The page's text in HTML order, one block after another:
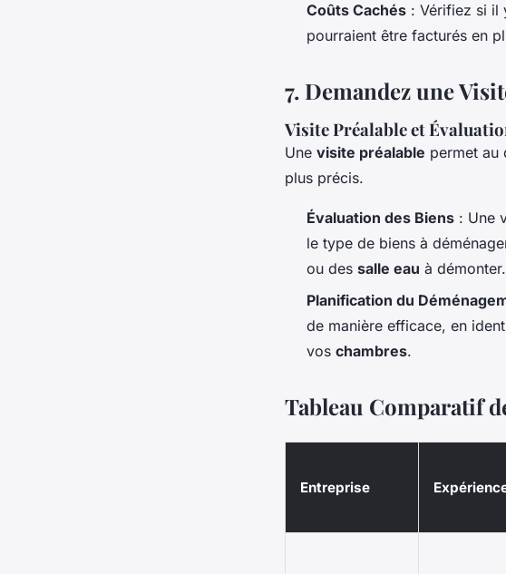
Coûts Cachés : Vérifiez si il
pourraient être facturés en
7. Demandez une
Visite Préalable et
Une visite préalable permet au
plus précis.
Évaluation des Biens : Une
le type de biens à
ou des salle eau à démonter.
Planification du
de manière efficace, en
vos chambres.
Tableau Comparatif
Entreprise